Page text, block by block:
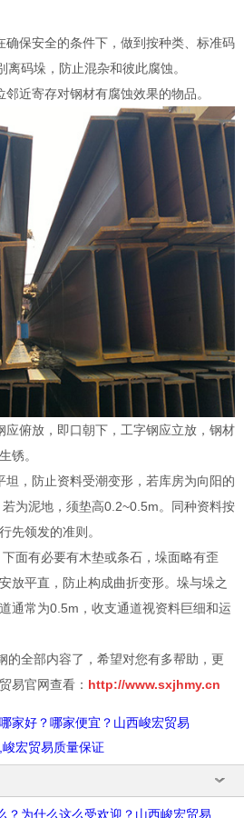
确保安全的条件下，做到按种类、标准码
码垛，防止混杂和彼此腐蚀。
近寄存对钢材有腐蚀效果的物品。
应俯放，即口朝下，工字钢应立放，钢材
锈。
坦，防止资料受潮变形，若库房为向阳的
为泥地，须垫高0.2~0.5m。同种资料按
先领发的准则。
面有必要有木垫或条石，垛面略有歪
放平直，防止构成曲折变形。垛与垛之
通常为0.5m，收支通道视资料巨细和运
的全部内容了，希望对您有多帮助，更
易官网查看： http://www.sxjhmy.cn
家好？哪家便宜？山西峻宏贸易
宏贸易质量保证
？为什么这么受欢迎？山西峻宏贸易